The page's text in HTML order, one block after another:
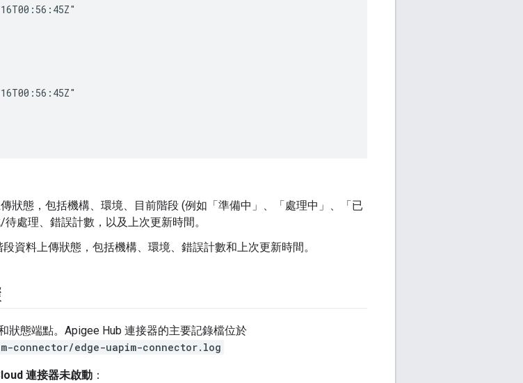
狀態，包括機構、環境、目前階段 (例如「準備中」、「處理中」、「已
處理、錯誤計數，以及上次更新時間。
資料上傳狀態，包括機構、環境、錯誤計數和上次更新時間。
狀態端點。Apigee Hub 連接器的主要記錄檔位於
connector/edge-uapim-connector.log
連接器未啟動 ：